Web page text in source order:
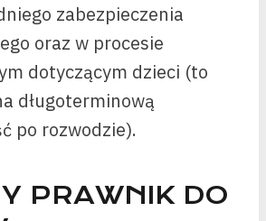
zabezpieczenia
oraz w procesie
dotyczącym dzieci (to
długoterminową
po rozwodzie).
PRAWNIK DO